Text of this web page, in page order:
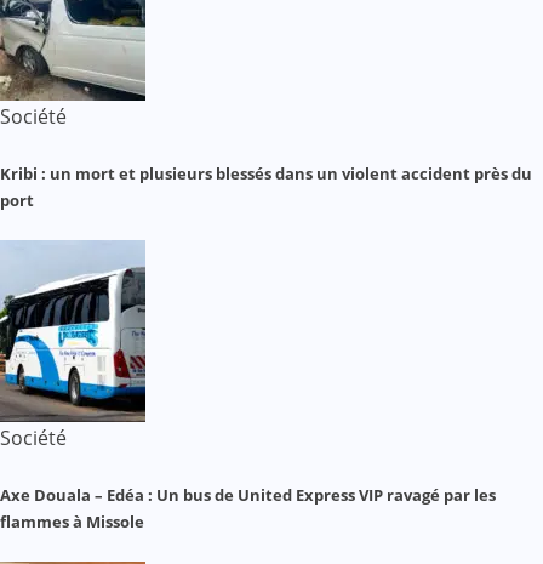
Société
Kribi : un mort et plusieurs blessés dans un violent accident près du
port
Société
Axe Douala – Edéa : Un bus de United Express VIP ravagé par les
flammes à Missole